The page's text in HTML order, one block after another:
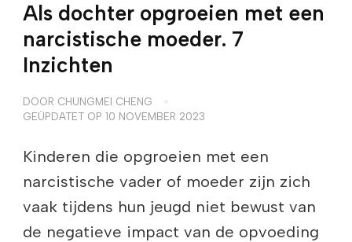
Als dochter opgroeien met een
narcistische moeder. 7
Inzichten
DOOR CHUNGMEI CHENG
GEÜPDATET OP 10 NOVEMBER 2023
Kinderen die opgroeien met een
narcistische vader of moeder zijn zich
vaak tijdens hun jeugd niet bewust van
de negatieve impact van de opvoeding